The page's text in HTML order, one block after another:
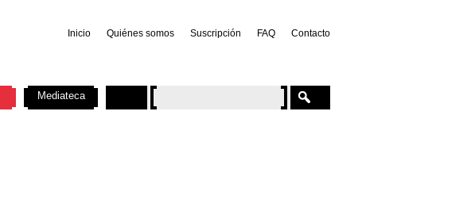
Inicio Quiénes somos Suscripción FAQ Contacto
Mediateca